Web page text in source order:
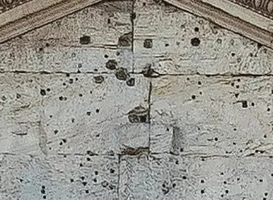
Nyitvatartási időMit érdemes megnézniTörténelemHasznos
információkGYIK
MagyarHU
Jegyek
Pantheon: gyakran ismételt kérdések